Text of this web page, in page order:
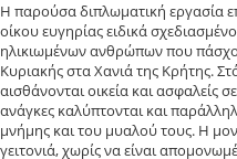
Η παρούσα διπλωματική εργασία
οίκου ευγηρίας ειδικά
ηλικιωμένων ανθρώπων που
Κυριακής στα Χανιά της Κρήτης.
αισθάνονται οικεία και ασφαλείς
ανάγκες καλύπτονται και
μνήμης και του μυαλού τους. Η
γειτονιά, χωρίς να είναι